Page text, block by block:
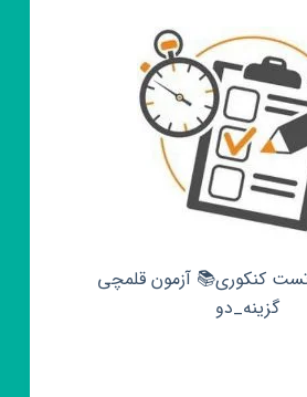
تست کنکوری📚 آزمون قلمچی‌‌
گزینه_دو